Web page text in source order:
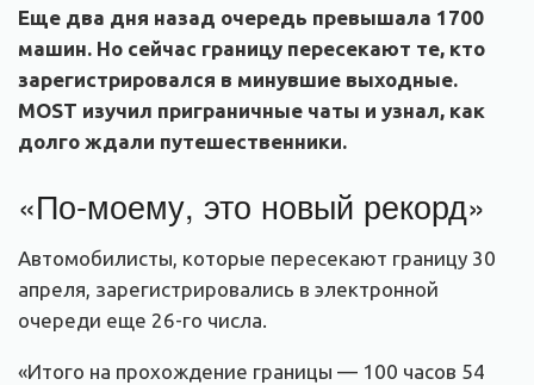
Еще два дня назад очередь превышала 1700
машин. Но сейчас границу пересекают те, кто
зарегистрировался в минувшие выходные.
MOST изучил приграничные чаты и узнал, как
долго ждали путешественники.
«По-моему, это новый рекорд»
Автомобилисты, которые пересекают границу 30
апреля, зарегистрировались в электронной
очереди еще 26-го числа.
«Итого на прохождение границы — 100 часов 54